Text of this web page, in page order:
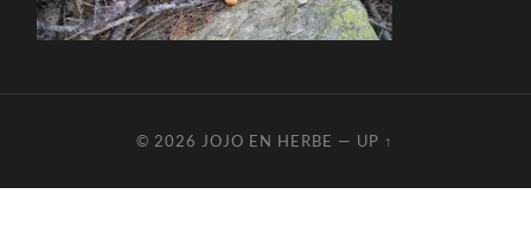
© 2026 JOJO EN HERBE — UP ↑